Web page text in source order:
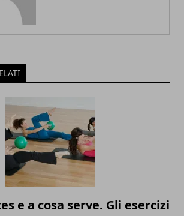
e a cosa serve. Gli esercizi